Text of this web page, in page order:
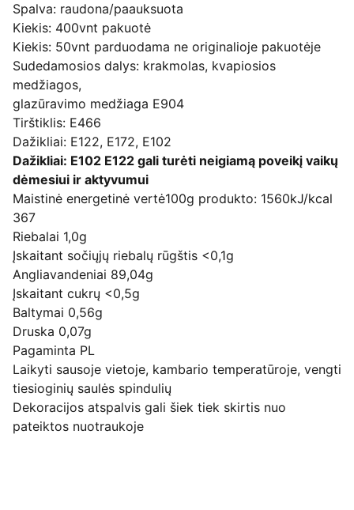
Spalva: raudona/paauksuota
Kiekis: 400vnt pakuotė
Kiekis: 50vnt parduodama ne originalioje pakuotėje
Sudedamosios dalys: krakmolas, kvapiosios
medžiagos,
glazūravimo medžiaga E904
Tirštiklis: E466
Dažikliai: E122, E172, E102
Dažikliai: E102 E122 gali turėti neigiamą poveikį vaikų
dėmesiui ir aktyvumui
Maistinė energetinė vertė100g produkto: 1560kJ/kcal
367
Riebalai 1,0g
Įskaitant sočiųjų riebalų rūgštis <0,1g
Angliavandeniai 89,04g
Įskaitant cukrų <0,5g
Baltymai 0,56g
Druska 0,07g
Pagaminta PL
Laikyti sausoje vietoje, kambario temperatūroje, vengti
tiesioginių saulės spindulių
Dekoracijos atspalvis gali šiek tiek skirtis nuo
pateiktos nuotraukoje